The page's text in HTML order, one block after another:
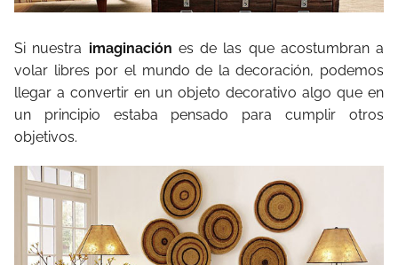
Si nuestra imaginación es de las que acostumbran a
volar libres por el mundo de la decoración, podemos
llegar a convertir en un objeto decorativo algo que en
un principio estaba pensado para cumplir otros
objetivos.